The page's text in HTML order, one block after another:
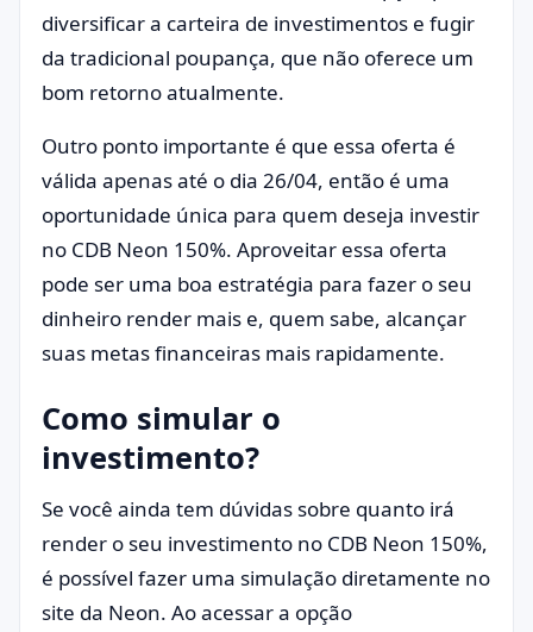
diversificar a carteira de investimentos e fugir
da tradicional poupança, que não oferece um
bom retorno atualmente.
Outro ponto importante é que essa oferta é
válida apenas até o dia 26/04, então é uma
oportunidade única para quem deseja investir
no CDB Neon 150%. Aproveitar essa oferta
pode ser uma boa estratégia para fazer o seu
dinheiro render mais e, quem sabe, alcançar
suas metas financeiras mais rapidamente.
Como simular o
investimento?
Se você ainda tem dúvidas sobre quanto irá
render o seu investimento no CDB Neon 150%,
é possível fazer uma simulação diretamente no
site da Neon. Ao acessar a opção